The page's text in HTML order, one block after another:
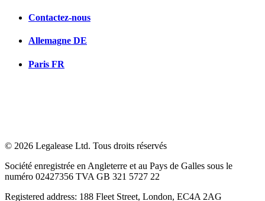
Contactez-nous
Allemagne DE
Paris FR
© 2026 Legalease Ltd. Tous droits réservés
Société enregistrée en Angleterre et au Pays de Galles sous le
numéro 02427356 TVA GB 321 5727 22
Registered address: 188 Fleet Street, London, EC4A 2AG